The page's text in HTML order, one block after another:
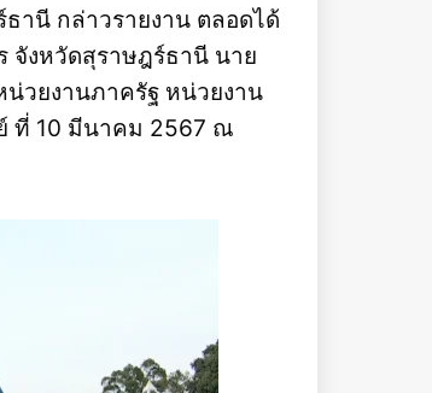
นี กล่าวรายงาน ตลอดได้
จังหวัดสุราษฎร์ธานี นาย
วยงานภาครัฐ หน่วยงาน
ที่ 10 มีนาคม 2567 ณ